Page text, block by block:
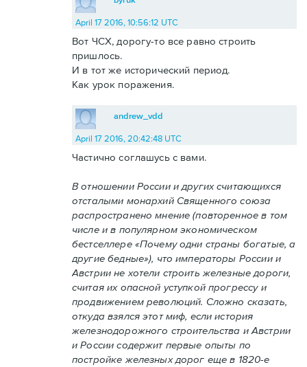
April 17 2016, 10:56:12 UTC
Вот ЧСХ, дорогу-то все равно строить
пришлось.
И в тот же исторический период.
Как урок поражения.
andrew_vdd
April 17 2016, 20:42:48 UTC
Частично соглашусь с вами.
В отношении России и других считающихся
отсталыми монархий Священного союза
распространено мнение (повторенное в том
числе и в популярном экономическом
бестселлере «Почему одни страны богатые, а
другие бедные»), что императоры России и
Австрии не хотели строить железные дороги,
считая их опасной уступкой прогрессу и
продвижением революций. Сложно сказать,
откуда взялся этот миф, если история
железнодорожного строительства и Австрии
и России содержит первые опыты по
постройке железных дорог еще в 1820-е